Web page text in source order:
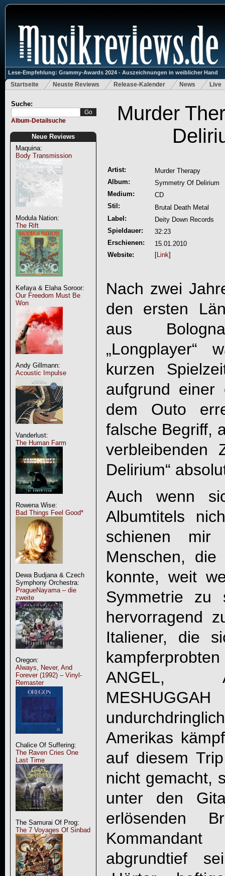
Lese-Empfehlung: Grammy-Awards 2024 - Auszeichnungen in weiblicher Hand
Startseite Neuste Reviews Release-Kalender News Live
Suche:
Album-Detailsuche
Neue Reviews
Maquina:
Body Transmission
Modula Nation:
The Rift
Kefaya & Elaha Soroor:
Our Freedom Must Be
Won
Andy Gillmann:
Acoustic Impulse
Vanderlust:
The Human Farm
Rowena Wise:
Bad Things Feel Good*
Dewa Budjana & Czech
Symphony Orchestra:
PragueNayama – die
zweite
Oregon:
Always, Never, And
Forever (1992) – Vinyl-
Remaster
Chalice Of Suffering:
The Raven Cries One
Last Time
The Samurai Of Prog:
The 7 Voyages Of Sinbad
Murder
Artist:
Murder Therapy
Album:
Symmetry Of Delirium
Medium:
CD
Stil:
Brutal Death Metal
Label:
Deity Down Records
Spieldauer:
32:23
Erschienen:
15.01.2010
Website:
[Link]
Nach zwei
den ersten
aus
„Longplayer“
kurzen
aufgrund einer
dem Outo
falsche Begriff,
verbleibenden
Delirium“
Auch wenn
Albumtitels
schienen mir
Menschen,
konnte, weit
Symmetrie
hervorragend
Italiener, die
ANGEL,
Amerikas
auf diesem
nicht gemacht,
unter den
erlösenden
abgrundtief